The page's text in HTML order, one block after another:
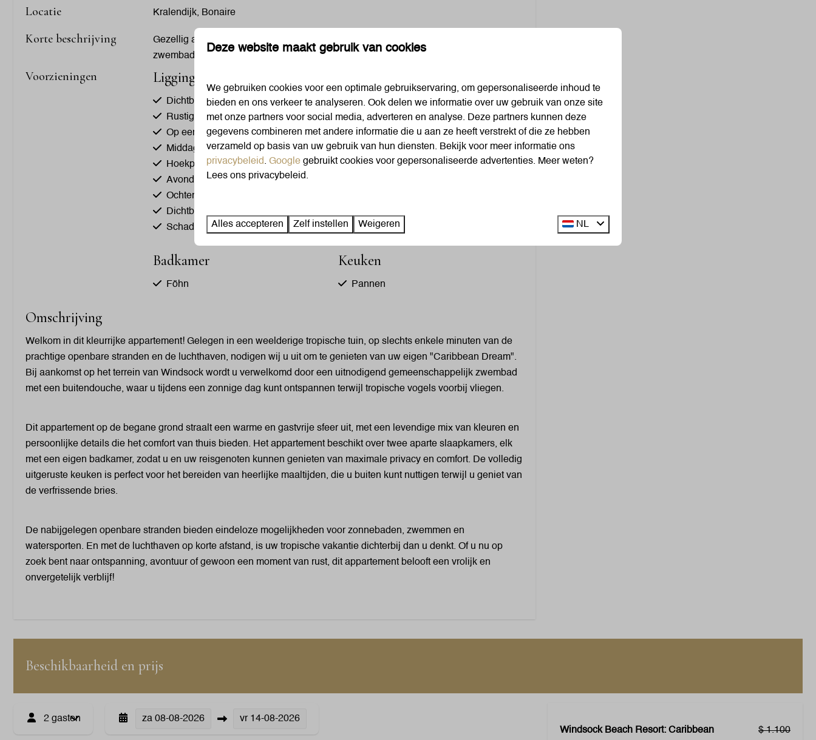
Locatie Kralendijk, Bonaire
Korte beschrijving
Gezellig appartement met tropische, Caribische sferen en gemeenschappelijk
zwembad
Voorzieningen Ligging
Dichtbij het strand
Rustige ligging
Op een resort
Middagzon
Hoekplaats
Avondzon
Ochtendzon
Dichtbij het zwembad
Schaduw
Beddengoed
Kledingkast
Kledinghangers: 15
Kingsize bed: 2
Badkamer
Föhn
Wastafel: 3
Keuken
Pannen
Vaatwasser
Vriezer
Broodrooster
Gasfornuis: 4-pits
Waterkoker: Elektrische waterkoker
Magnetron: Combimagnetron
Oven: Heteluchtoven
Buiten
Tuinmeubels
Ligstoelen
Wellness
Buitenzwembad
Wassen en drogen Verwarming & Verkoeling
Brandblusser
Omschrijving
Welkom in dit kleurrijke appartement! Gelegen in een weelderige tropische tuin, op slechts enkele minuten van de
prachtige openbare stranden en de luchthaven, nodigen wij u uit om te genieten van uw eigen "Caribbean Dream".
Bij aankomst op het terrein van Windsock wordt u verwelkomd door een uitnodigend gemeenschappelijk zwembad
met een buitendouche, waar u tijdens een zonnige dag kunt ontspannen terwijl tropische vogels voorbij vliegen.
Dit appartement op de begane grond straalt een warme en gastvrije sfeer uit, met een levendige mix van kleuren en
persoonlijke details die het comfort van thuis bieden. Het appartement beschikt over twee aparte slaapkamers, elk
met een eigen badkamer, zodat u en uw reisgenoten kunnen genieten van maximale privacy en comfort. De volledig
uitgeruste keuken is perfect voor het bereiden van heerlijke maaltijden, die u buiten kunt nuttigen terwijl u geniet van
de verfrissende bries.
De nabijgelegen openbare stranden bieden eindeloze mogelijkheden voor zonnebaden, zwemmen en
watersporten. En met de luchthaven op korte afstand, is uw tropische vakantie dichterbij dan u denkt. Of u nu op
zoek bent naar ontspanning, avontuur of gewoon een moment van rust, dit appartement belooft een vrolijk en
onvergetelijk verblijf!
Beschikbaarheid en prijs
2 gasten za 08-08-2026 vr 14-08-2026
$ 1.100
Windsock Beach Resort: Caribbean
Deze website maakt gebruik van cookies
We gebruiken cookies voor een optimale gebruikservaring, om gepersonaliseerde inhoud te
bieden en ons verkeer te analyseren. Ook delen we informatie over uw gebruik van onze site
met onze partners voor social media, adverteren en analyse. Deze partners kunnen deze
gegevens combineren met andere informatie die u aan ze heeft verstrekt of die ze hebben
verzameld op basis van uw gebruik van hun diensten. Bekijk voor meer informatie ons
privacybeleid. Google gebruikt cookies voor gepersonaliseerde advertenties. Meer weten?
Lees ons privacybeleid.
Alles accepteren Zelf instellen Weigeren NL